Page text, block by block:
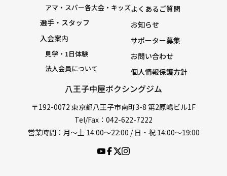
八王子中屋ボクシングジム
〒192-0072 東京都八王子市南町3-8 第2原嶋ビル1F
Tel/Fax：042-622-7222
営業時間：月〜土 14:00〜22:00 / 日・祝 14:00〜19:00
アマ・スパー各大会・キッズ
選手・スタッフ
入会案内
見学・1日体験
法人会員について
よくあるご質問
お知らせ
サポーター募集
お問い合わせ
個人情報保護方針